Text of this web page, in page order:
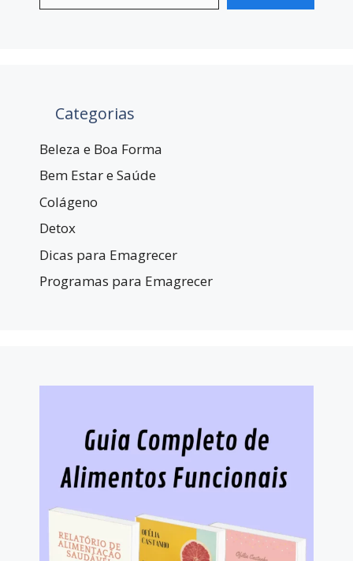
Categorias
Beleza e Boa Forma
Bem Estar e Saúde
Colágeno
Detox
Dicas para Emagrecer
Programas para Emagrecer